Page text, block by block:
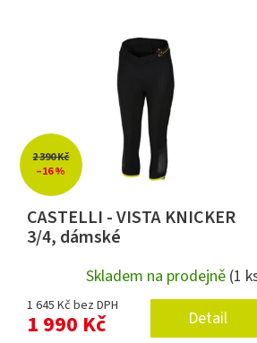
2 390 Kč
–16 %
CASTELLI - VISTA KNICKER
3/4, dámské
Skladem na prodejně (1
1 645 Kč bez DPH
1 990 Kč
Detail